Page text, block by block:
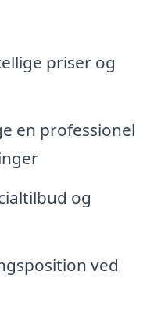
priser og
en professionel
og
ved